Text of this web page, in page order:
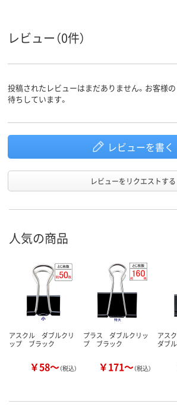
商品環境
スコア
40
レビュー（0件）
投稿されたレビューはまだありません。お客様
待ちしています。
レビューを書く
レビューをリクエストする
人気の商品
アスクル ダブルクリ
ップ ブラック
￥58～（税込）
プラス ダブルクリッ
プ ブラック
￥171～（税込）
アス
ダブ